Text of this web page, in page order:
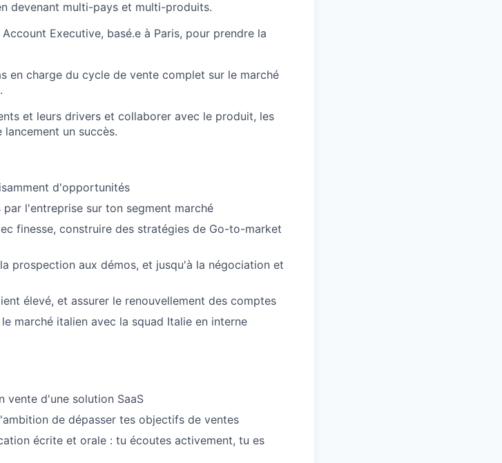
devenant multi-pays et multi-produits.
Executive, basé.e à Paris, pour prendre la
en charge du cycle de vente complet sur le marché
et leurs drivers et collaborer avec le produit, les
un succès.
d'opportunités
l'entreprise sur ton segment marché
finesse, construire des stratégies de Go-to-market
prospection aux démos, et jusqu'à la négociation et
élevé, et assurer le renouvellement des comptes
marché italien avec la squad Italie en interne
vente d'une solution SaaS
de dépasser tes objectifs de ventes
écrite et orale : tu écoutes activement, tu es